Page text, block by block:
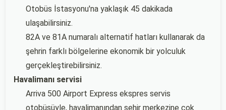
Otobüs İstasyonu'na yaklaşık 45 dakikada
ulaşabilirsiniz.
82A ve 81A numaralı alternatif hatları kullanarak da
şehrin farklı bölgelerine ekonomik bir yolculuk
gerçekleştirebilirsiniz.
Havalimanı servisi
Arriva 500 Airport Express ekspres servis
otobüsüyle, havalimanından şehir merkezine çok